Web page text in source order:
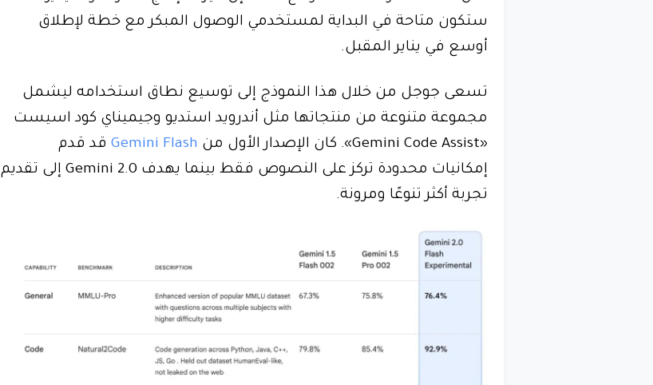
ستكون متاحة في البداية لمستخدمي الوصول المبكر مع خطة لإطلاق
أوسع في يناير المقبل.
تسعى جوجل من خلال هذا النموذج إلى توسيع نطاق استخدامه ليشمل
مجموعة متنوعة من منتجاتها مثل أندرويد استديو وجيميناي كود اسيست
«Gemini Code Assist». كان الإصدار الأول من
Gemini Flash قد قدم
إمكانيات محدودة تركز على النصوص فقط بينما يهدف Gemini 2.0 إلى تقديم
تجربة أكثر تنوعًا ومرونة.